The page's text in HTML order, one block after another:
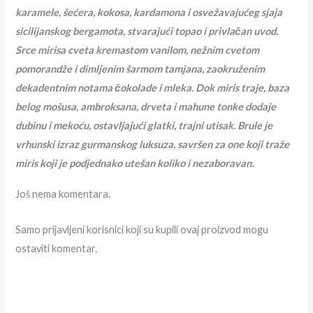
karamele, šećera, kokosa, kardamona i osvežavajućeg sjaja
sicilijanskog bergamota, stvarajući topao i privlačan uvod.
Srce mirisa cveta kremastom vanilom, nežnim cvetom
pomorandže i dimljenim šarmom tamjana, zaokruženim
dekadentnim notama čokolade i mleka. Dok miris traje, baza
belog mošusa, ambroksana, drveta i mahune tonke dodaje
dubinu i mekoću, ostavljajući glatki, trajni utisak. Brule je
vrhunski izraz gurmanskog luksuza, savršen za one koji traže
miris koji je podjednako utešan koliko i nezaboravan.
Još nema komentara.
Samo prijavljeni korisnici koji su kupili ovaj proizvod mogu
ostaviti komentar.